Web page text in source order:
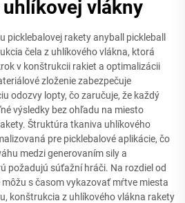
vlákny
rakety anyball pickleball
čela z uhlíkového vlákna, ktorá
v konštrukcii rakiet a optimalizácii
zloženie zabezpečuje
odozvy lopty, čo zaručuje, že každý
výsledky bez ohľadu na miesto
Štruktúra tkaniva uhlíkového
pre picklebalové aplikácie, čo
medzi generovaním sily a
požadujú súťažní hráči. Na rozdiel od
s časom vykazovať mŕtve miesta
konštrukcia z uhlíkového vlákna rakety